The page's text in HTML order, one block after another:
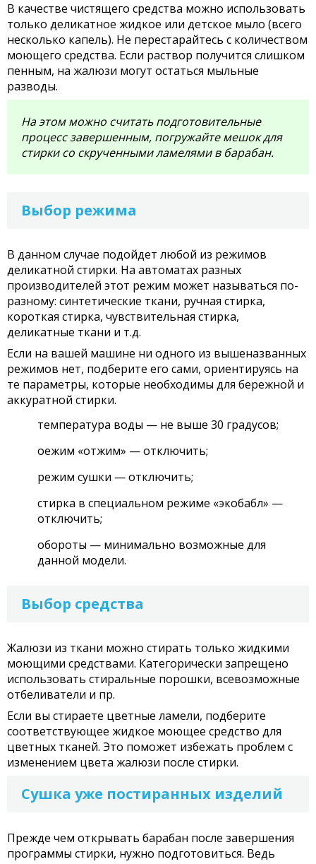
В качестве чистящего средства можно использовать
только деликатное жидкое или детское мыло (всего
несколько капель). Не перестарайтесь с количеством
моющего средства. Если раствор получится слишком
пенным, на жалюзи могут остаться мыльные
разводы.
На этом можно считать подготовительные
процесс завершенным, погружайте мешок для
стирки со скрученными ламелями в барабан.
Выбор режима
В данном случае подойдет любой из режимов
деликатной стирки. На автоматах разных
производителей этот режим может называться по-
разному: синтетические ткани, ручная стирка,
короткая стирка, чувствительная стирка,
деликатные ткани и т.д.
Если на вашей машине ни одного из вышеназванных
режимов нет, подберите его сами, ориентируясь на
те параметры, которые необходимы для бережной и
аккуратной стирки.
температура воды — не выше 30 градусов;
оежим «отжим» — отключить;
режим сушки — отключить;
стирка в специальном режиме «экобабл» —
отключить;
обороты — минимально возможные для
данной модели.
Выбор средства
Жалюзи из ткани можно стирать только жидкими
моющими средствами. Категорически запрещено
использовать стиральные порошки, всевозможные
отбеливатели и пр.
Если вы стираете цветные ламели, подберите
соответствующее жидкое моющее средство для
цветных тканей. Это поможет избежать проблем с
изменением цвета жалюзи после стирки.
Сушка уже постиранных изделий
Прежде чем открывать барабан после завершения
программы стирки, нужно подготовиться. Ведь